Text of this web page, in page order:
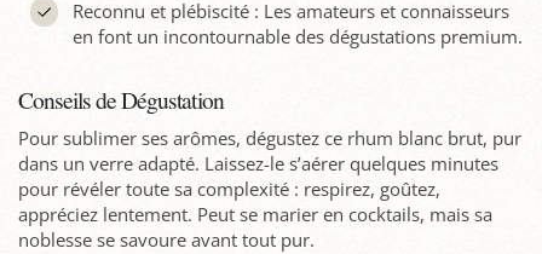
Reconnu et plébiscité : Les amateurs et connaisseurs
en font un incontournable des dégustations premium.
Conseils de Dégustation
Pour sublimer ses arômes, dégustez ce rhum blanc brut, pur
dans un verre adapté. Laissez-le s’aérer quelques minutes
pour révéler toute sa complexité : respirez, goûtez,
appréciez lentement. Peut se marier en cocktails, mais sa
noblesse se savoure avant tout pur.